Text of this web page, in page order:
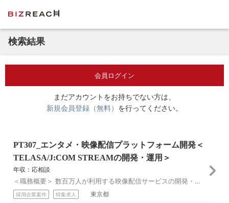
検索結果
会員ログイン
まだアカウントをお持ちでない方は、
新規会員登録（無料） を行ってください。
PT307_エンタメ・映像配信プラットフォーム開発＜
TELASA/J:COM STREAMの開発・運用＞
年収：応相談
＜職務概要＞ 数百万人が利用する映像配信サービスの開発・運用を推進していただきます。 技術知見を持ちながら、社内外のステークホルダーや海外開発パートナーとの連...
採用企業案件 特集求人 東京都